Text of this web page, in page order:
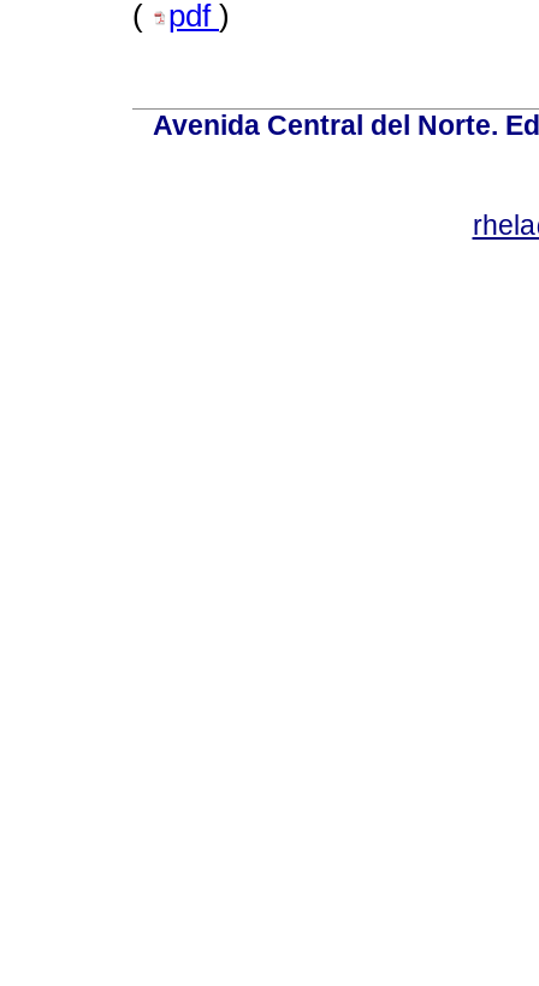
( pdf )
Avenida Central del Norte.